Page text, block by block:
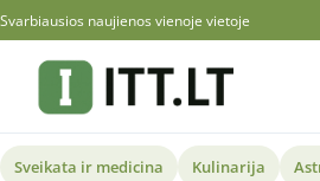
Svarbiausios naujienos vienoje vietoje
Sveikata ir medicina Kulinarija